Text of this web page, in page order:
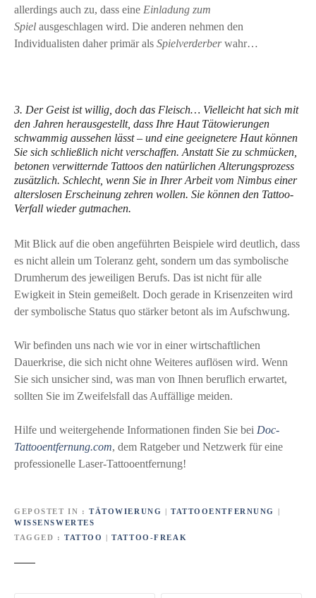
allerdings auch zu, dass eine Einladung zum
Spiel ausgeschlagen wird. Die anderen nehmen den
Individualisten daher primär als Spielverderberwahr…
3. Der Geist ist willig, doch das Fleisch… Vielleicht hat sich mit
den Jahren herausgestellt, dass Ihre Haut Tätowierungen
schwammig aussehen lässt – und eine geeignetere Haut können
Sie sich schließlich nicht verschaffen. Anstatt Sie zu schmücken,
betonen verwitternde Tattoos den natürlichen Alterungsprozess
zusätzlich. Schlecht, wenn Sie in Ihrer Arbeit vom Nimbus einer
alterslosen Erscheinung zehren wollen. Sie können den Tattoo-
Verfall wieder gutmachen.
Mit Blick auf die oben angeführten Beispiele wird deutlich, dass
es nicht allein um Toleranz geht, sondern um das symbolische
Drumherum des jeweiligen Berufs. Das ist nicht für alle
Ewigkeit in Stein gemeißelt. Doch gerade in Krisenzeiten wird
der symbolische Status quo stärker betont als im Aufschwung.
Wir befinden uns nach wie vor in einer wirtschaftlichen
Dauerkrise, die sich nicht ohne Weiteres auflösen wird. Wenn
Sie sich unsicher sind, was man von Ihnen beruflich erwartet,
sollten Sie im Zweifelsfall das Auffällige meiden.
Hilfe und weitergehende Informationen finden Sie bei Doc-
Tattooentfernung.com, dem Ratgeber und Netzwerk für eine
professionelle Laser-Tattooentfernung!
GEPOSTET IN TÄTOWIERUNG | TATTOOENTFERNUNG
|
WISSENSWERTES
TAGGED
TATTOO |TATTOO-FREAK